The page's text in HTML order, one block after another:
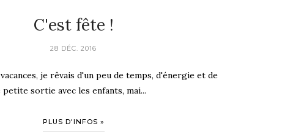
C'est fête !
28 DÉC. 2016
je rêvais d'un peu de temps, d'énergie et de
sortie avec les enfants, mai...
PLUS D'INFOS »